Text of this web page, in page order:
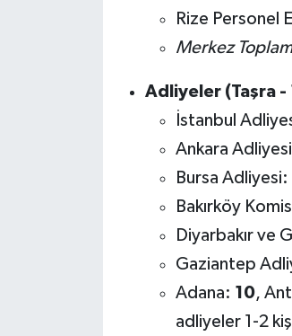
Rize Personel
Merkez
Adliyeler (Taşra
İstanbul
Ankara
Bursa Adliyesi:
Bakırköy
Diyarbakır ve
Gaziantep
Adana: 10,
adliyeler 1-2